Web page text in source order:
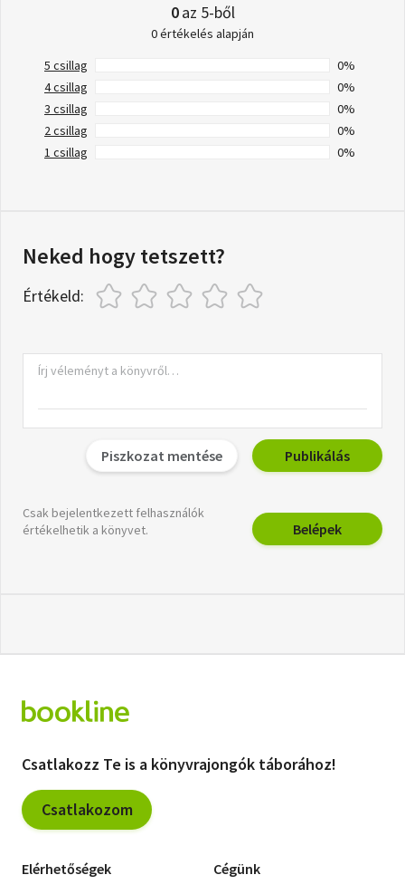
0az 5-ből
0 értékelés alapján
5 csillag
0%
4 csillag
0%
3 csillag
0%
2 csillag
0%
1 csillag
0%
Neked hogy tetszett?
Értékeld:
Piszkozat mentése Publikálás
Csak bejelentkezett felhasználók
értékelhetik a könyvet.
Belépek
Csatlakozz Te is a könyvrajongók táborához!
Csatlakozom
Elérhetőségek Cégünk